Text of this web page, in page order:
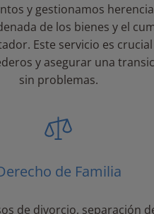
y gestionamos
de los bienes y el
Este servicio es
y asegurar una
sin problemas.
de Familia
de divorcio, separación